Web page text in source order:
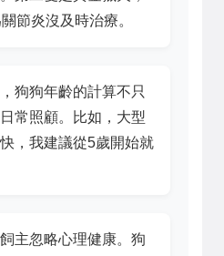
節炎沒及時治療。
狗狗年齡的計算不只
常照顧。比如，大型
，我建議從5歲開始就
主忽略心理健康。狗